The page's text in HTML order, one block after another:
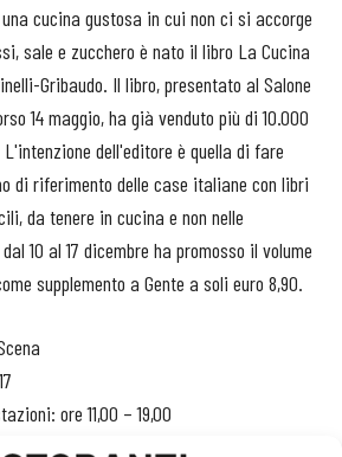
cucina gustosa in cui non ci si accorge
sale e zucchero è nato il libro La Cucina
Gribaudo. Il libro, presentato al Salone
14 maggio, ha già venduto più di 10.000
dell'editore è quella di fare
di riferimento delle case italiane con libri
da tenere in cucina e non nelle
10 al 17 dicembre ha promosso il volume
supplemento a Gente a soli euro 8,90.
ore 11,00 – 19,00